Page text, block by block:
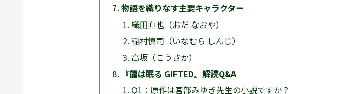
物語を織りなす主要キャラクター
織田直也（おだ なおや）
稲村慎司（いなむら しんじ）
高坂（こうさか）
『龍は眠る GIFTED』解読Q&A
Q1：原作は宮部みゆき先生の小説ですか？